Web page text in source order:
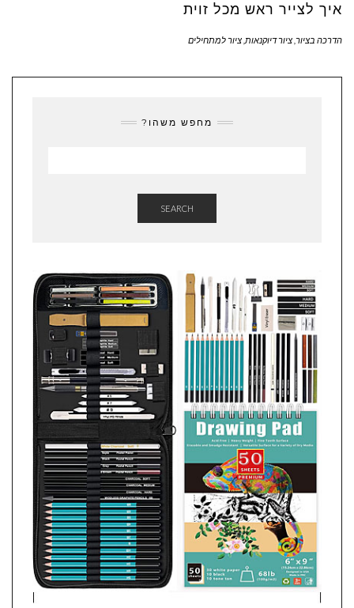
איך לצייר ראש מכל זוית
הדרכה בציור ציור דיוקנאות ציור למתחילים
מחפש משהו?
SEARCH